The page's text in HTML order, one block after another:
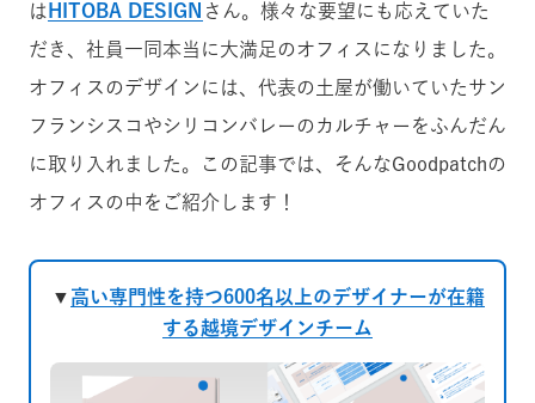
は HITOBA DESIGN さん。様々な要望にも応えていた
だき、社員一同本当に大満足のオフィスになりました。
オフィスのデザインには、代表の土屋が働いていたサン
フランシスコやシリコンバレーのカルチャーをふんだん
に取り入れました。この記事では、そんなGoodpatchの
オフィスの中をご紹介します！
▼ 高い専門性を持つ600名以上のデザイナーが在籍
する越境デザインチーム